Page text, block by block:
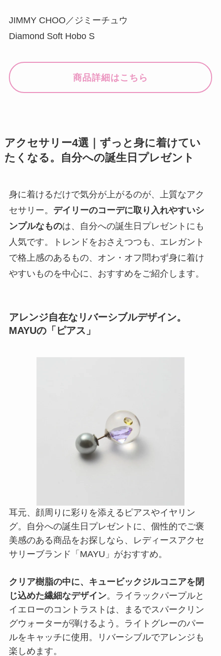
JIMMY CHOO／ジミーチュウ
Diamond Soft Hobo S
商品詳細はこちら
アクセサリー4選｜ずっと身に着けてい
たくなる。自分への誕生日プレゼント
身に着けるだけで気分が上がるのが、上質なアク
セサリー。 デイリーのコーデに取り入れやすいシ
ンプルなものは、自分への誕生日プレゼントにも
人気です。トレンドをおさえつつも、エレガント
で格上感のあるもの、オン・オフ問わず身に着け
やすいものを中心に、おすすめをご紹介します。
アレンジ自在なリバーシブルデザイン。
MAYUの「ピアス」
耳元、顔周りに彩りを添えるピアスやイヤリン
グ。自分への誕生日プレゼントに、個性的でご褒
美感のある商品をお探しなら、レディースアクセ
サリーブランド「MAYU」がおすすめ。
クリア樹脂の中に、キュービックジルコニアを閉
じ込めた繊細なデザイン。ライラックパープルと
イエローのコントラストは、まるでスパークリン
グウォーターが弾けるよう。ライトグレーのパー
ルをキャッチに使用。リバーシブルでアレンジも
楽しめます。